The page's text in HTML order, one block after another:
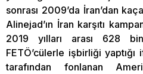
sonrası 2009’da İran’dan
Alinejad’ın İran karşıtı
2019 yılları arası 628
FETÖ’cülerle işbirliği
tarafından fonlanan